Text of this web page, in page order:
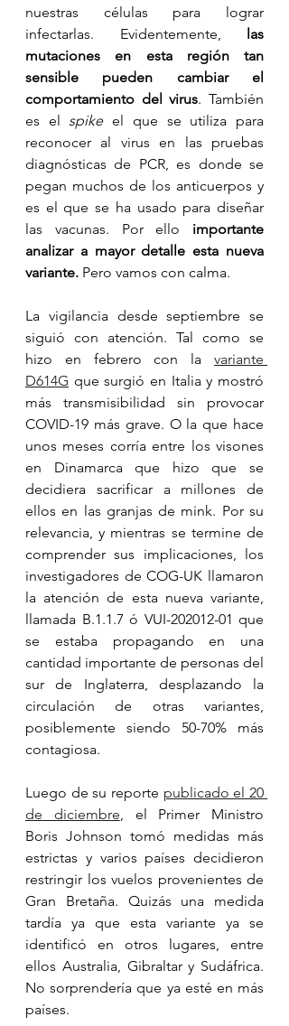
nuestras células para lograr
infectarlas. Evidentemente, las
mutaciones en esta región tan
sensible pueden cambiar el
comportamiento del virus. También
es el spike el que se utiliza para
reconocer al virus en las pruebas
diagnósticas de PCR, es donde se
pegan muchos de los anticuerpos y
es el que se ha usado para diseñar
las vacunas. Por ello importante
analizar a mayor detalle esta nueva
variante. Pero vamos con calma.
La vigilancia desde septiembre se
siguió con atención. Tal como se
hizo en febrero con la variante
D614G que surgió en Italia y mostró
más transmisibilidad sin provocar
COVID-19 más grave. O la que hace
unos meses corría entre los visones
en Dinamarca que hizo que se
decidiera sacrificar a millones de
ellos en las granjas de mink. Por su
relevancia, y mientras se termine de
comprender sus implicaciones, los
investigadores de COG-UK llamaron
la atención de esta nueva variante,
llamada B.1.1.7 ó VUI-202012-01 que
se estaba propagando en una
cantidad importante de personas del
sur de Inglaterra, desplazando la
circulación de otras variantes,
posiblemente siendo 50-70% más
contagiosa.
Luego de su reporte publicado el 20
de diciembre, el Primer Ministro
Boris Johnson tomó medidas más
estrictas y varios países decidieron
restringir los vuelos provenientes de
Gran Bretaña. Quizás una medida
tardía ya que esta variante ya se
identificó en otros lugares, entre
ellos Australia, Gibraltar y Sudáfrica.
No sorprendería que ya esté en más
países.